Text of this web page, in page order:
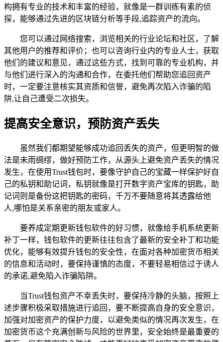
构拥有专业的技术和丰富的经验，就像是一群训练有素的侦
探，能够通过先进的区块链分析等手段,追踪资产的流向。
您可以通过网络搜索，浏览相关的行业论坛和社区，了解
其他用户的推荐和评价；也可以咨询行业内的专业人士，获取
他们的建议和意见，通过这些方式，找到可靠的专业机构，并
与他们进行深入的沟通和合作，在委托他们帮助您追回资产
时，一定要注意核实其资质和信誉，避免再次陷入诈骗的陷
阱,让自己遭受二次损失。
提高安全意识，预防资产丢失
虽然我们都期望能够成功追回丢失的资产，但更明智的做
法是未雨绸缪，做好预防工作，从源头上避免资产丢失的情况
发生，在使用Trust钱包时，要像守护自己的宝藏一样保护好自
己的私钥和助记词，私钥就像是打开数字资产宝库的钥匙，助
记词则是备份这把钥匙的密码，千万不要随意将其透露给他
人,哪怕是关系亲密的朋友或家人。
要养成定期更新钱包软件的好习惯，就像给手机系统更新
补丁一样，钱包软件的更新往往包含了最新的安全补丁和功能
优化，能够有效提升钱包的安全性，在面对各种加密货币相关
的信息和活动时，要保持谨慎的态度，不要轻易相信过于诱人
的承诺,避免陷入诈骗陷阱。
当Trust钱包资产不幸丢失时，要保持冷静的头脑，按照上
述步骤积极采取措施进行追回，要不断提高自身的安全意识，
加强对加密资产的保护力度，以避免类似的情况再次发生，在
加密货币这个充满创新与风险的世界里，安全始终是最重要的